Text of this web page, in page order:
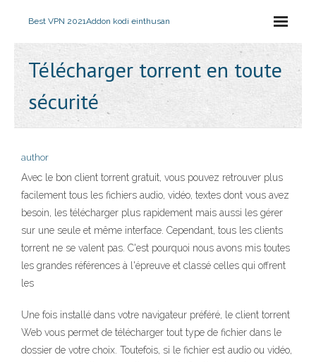
Best VPN 2021Addon kodi einthusan
Télécharger torrent en toute
sécurité
author
Avec le bon client torrent gratuit, vous pouvez retrouver plus
facilement tous les fichiers audio, vidéo, textes dont vous avez
besoin, les télécharger plus rapidement mais aussi les gérer
sur une seule et même interface. Cependant, tous les clients
torrent ne se valent pas. C'est pourquoi nous avons mis toutes
les grandes références à l'épreuve et classé celles qui offrent
les
Une fois installé dans votre navigateur préféré, le client torrent
Web vous permet de télécharger tout type de fichier dans le
dossier de votre choix. Toutefois, si le fichier est audio ou vidéo,